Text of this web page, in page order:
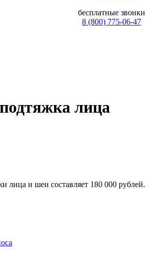
бесплатные звонки
8 (800) 775-06-47
лица
лица и шеи составляет 180 000 рублей.